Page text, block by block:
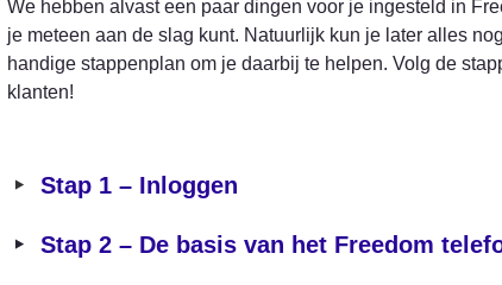
We hebben alvast een paar dingen voor je ingesteld in
je meteen aan de slag kunt. Natuurlijk kun je later alles
handige stappenplan om je daarbij te helpen. Volg de
klanten!
‣ Stap 1 – Inloggen
‣ Stap 2 – De basis van het Freedom